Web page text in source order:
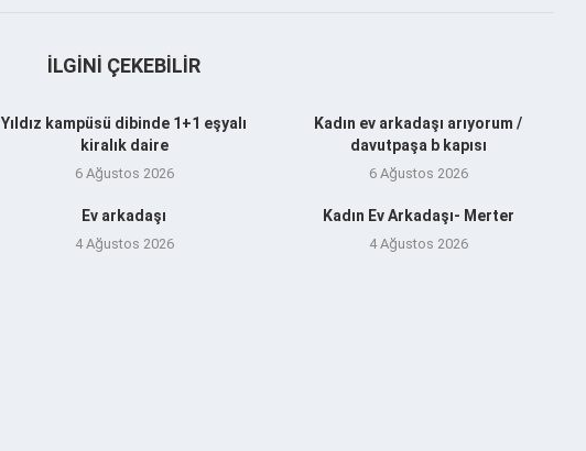
İLGINI ÇEKEBILIR
Yıldız kampüsü dibinde 1+1 eşyalı
kiralık daire
6 Ağustos 2026
Kadın ev arkadaşı arıyorum /
davutpaşa b kapısı
6 Ağustos 2026
Ev arkadaşı
4 Ağustos 2026
Kadın Ev Arkadaşı- Merter
4 Ağustos 2026